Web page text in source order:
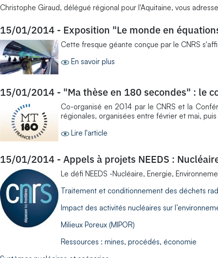
Christophe Giraud, délégué régional pour l'Aquitaine, vous
15/01/2014 - Exposition "Le monde en
Cette fresque géante conçue par le CNRS
En savoir plus
15/01/2014 - "Ma thèse en 180 secondes" : le
Co-organisé en 2014 par le CNRS et la
régionales, organisées entre février et mai,
Lire l'article
15/01/2014 - Appels à projets NEEDS :
Le défi NEEDS -Nucléaire, Energie,
Traitement et conditionnement des déchets
Impact des activités nucléaires sur
Milieux Poreux (MIPOR)
Ressources : mines, procédés, économie